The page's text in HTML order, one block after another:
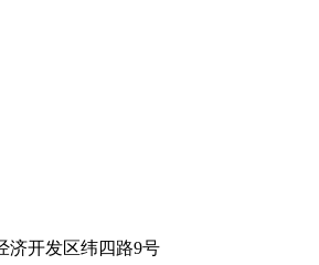
济开发区纬四路9号